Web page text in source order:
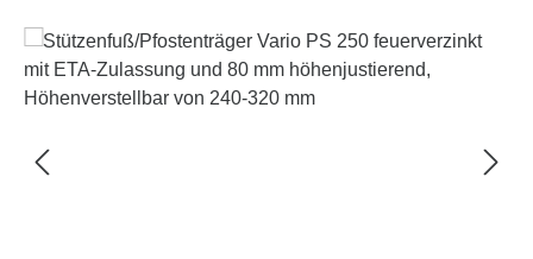
Bildergalerie überspringen